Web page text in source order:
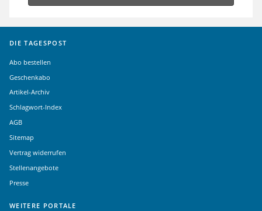
DIE TAGESPOST
Abo bestellen
Geschenkabo
Artikel-Archiv
Schlagwort-Index
AGB
Sitemap
Vertrag widerrufen
Stellenangebote
Presse
WEITERE PORTALE